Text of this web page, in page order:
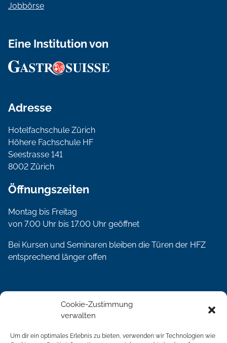
Cookie-Zustimmung
verwalten
Um dir ein optimales Erlebnis zu bieten, verwenden wir Technologien wie
Jobbörse
Eine Institution von
Adresse
Hotelfachschule Zürich
Höhere Fachschule HF
Seestrasse 141
8002 Zürich
Öffnungszeiten
Montag bis Freitag
von 7.00 Uhr bis 17.00 Uhr geöffnet
Bei Kursen und Seminaren bleiben die Türen der HFZ
entsprechend länger offen
Social Media